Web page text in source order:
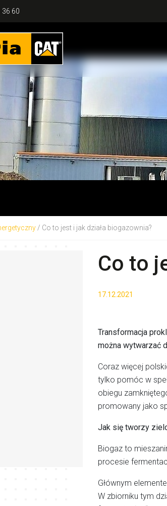
36 60
/ Co to jest i jak działa biogazownia?
Co to
17.12.2021
Transformacja
można wytwarzać
Coraz więcej
tylko pomóc w
obiegu
promowany jako
Jak się tworzy
Biogaz to
procesie
Głównym
W zbiorniku tym